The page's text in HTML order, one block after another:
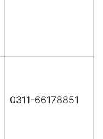
0311-66178851